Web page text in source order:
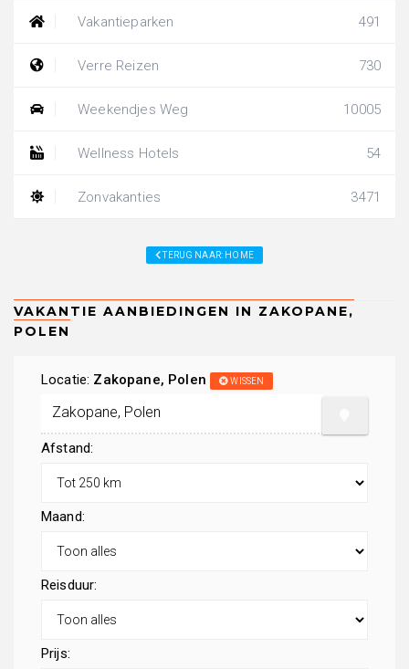
Vakantieparken 491
Verre Reizen 730
Weekendjes Weg 10005
Wellness Hotels 54
Zonvakanties 3471
TERUG NAAR: HOME
Locatie: Zakopane, Polen WISSEN
Afstand:
Maand:
Reisduur:
Prijs: